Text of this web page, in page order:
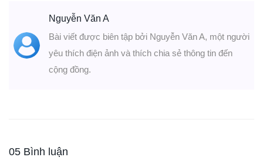
Nguyễn Văn A
Bài viết được biên tập bởi Nguyễn Văn A, một người
yêu thích điện ảnh và thích chia sẻ thông tin đến
cộng đồng.
05 Bình luận